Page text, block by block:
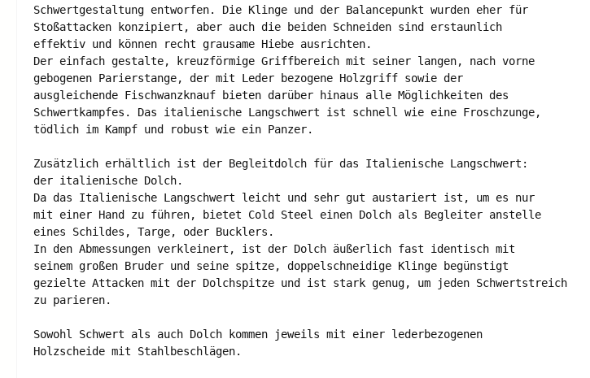
Schwertgestaltung entworfen. Die Klinge und der Balancepunkt wurden eher für
Stoßattacken konzipiert, aber auch die beiden Schneiden sind erstaunlich
effektiv und können recht grausame Hiebe ausrichten.
Der einfach gestalte, kreuzförmige Griffbereich mit seiner langen, nach vorne
gebogenen Parierstange, der mit Leder bezogene Holzgriff sowie der
ausgleichende Fischwanzknauf bieten darüber hinaus alle Möglichkeiten des
Schwertkampfes. Das italienische Langschwert ist schnell wie eine Froschzunge,
tödlich im Kampf und robust wie ein Panzer.
Zusätzlich erhältlich ist der Begleitdolch für das Italienische Langschwert:
der italienische Dolch.
Da das Italienische Langschwert leicht und sehr gut austariert ist, um es nur
mit einer Hand zu führen, bietet Cold Steel einen Dolch als Begleiter anstelle
eines Schildes, Targe, oder Bucklers.
In den Abmessungen verkleinert, ist der Dolch äußerlich fast identisch mit
seinem großen Bruder und seine spitze, doppelschneidige Klinge begünstigt
gezielte Attacken mit der Dolchspitze und ist stark genug, um jeden Schwertstreich
zu parieren.
Sowohl Schwert als auch Dolch kommen jeweils mit einer lederbezogenen
Holzscheide mit Stahlbeschlägen.